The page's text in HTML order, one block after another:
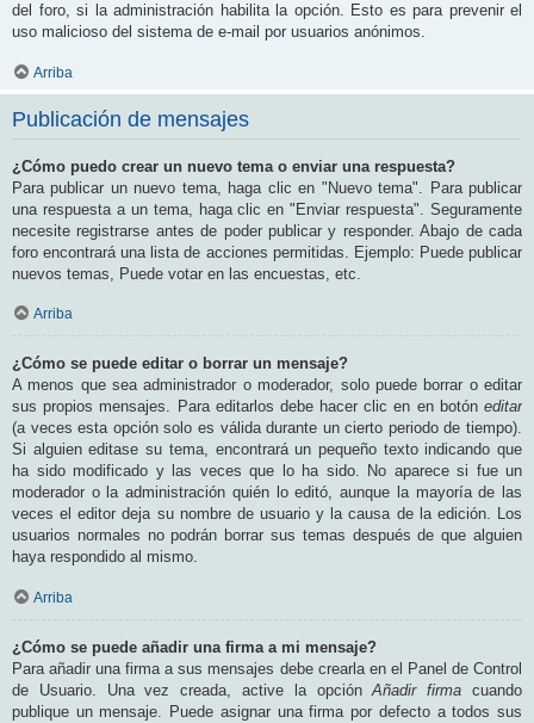
del foro, si la administración habilita la opción. Esto es para prevenir el
uso malicioso del sistema de e-mail por usuarios anónimos.
Arriba
Publicación de mensajes
¿Cómo puedo crear un nuevo tema o enviar una respuesta?
Para publicar un nuevo tema, haga clic en "Nuevo tema". Para publicar
una respuesta a un tema, haga clic en "Enviar respuesta". Seguramente
necesite registrarse antes de poder publicar y responder. Abajo de cada
foro encontrará una lista de acciones permitidas. Ejemplo: Puede publicar
nuevos temas, Puede votar en las encuestas, etc.
Arriba
¿Cómo se puede editar o borrar un mensaje?
A menos que sea administrador o moderador, solo puede borrar o editar
sus propios mensajes. Para editarlos debe hacer clic en en botón editar
(a veces esta opción solo es válida durante un cierto periodo de tiempo).
Si alguien editase su tema, encontrará un pequeño texto indicando que
ha sido modificado y las veces que lo ha sido. No aparece si fue un
moderador o la administración quién lo editó, aunque la mayoría de las
veces el editor deja su nombre de usuario y la causa de la edición. Los
usuarios normales no podrán borrar sus temas después de que alguien
haya respondido al mismo.
Arriba
¿Cómo se puede añadir una firma a mi mensaje?
Para añadir una firma a sus mensajes debe crearla en el Panel de Control
de Usuario. Una vez creada, active la opciónAñadir firma cuando
publique un mensaje. Puede asignar una firma por defecto a todos sus